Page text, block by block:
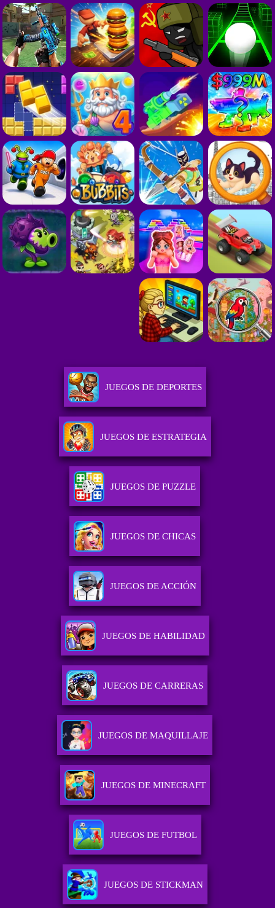
JUEGOS DE DEPORTES
JUEGOS DE ESTRATEGIA
JUEGOS DE PUZZLE
JUEGOS DE CHICAS
JUEGOS DE ACCIÓN
JUEGOS DE HABILIDAD
JUEGOS DE CARRERAS
JUEGOS DE MAQUILLAJE
JUEGOS DE MINECRAFT
JUEGOS DE FUTBOL
JUEGOS DE STICKMAN